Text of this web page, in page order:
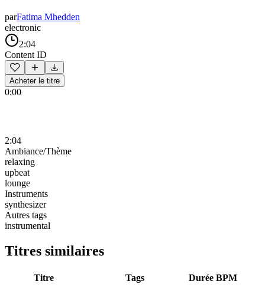
parFatima Mhedden
electronic
2:04
Content ID
Acheter le titre
0:00
2:04
Ambiance/Thème
relaxing
upbeat
lounge
Instruments
synthesizer
Autres tags
instrumental
Titres similaires
Titre Tags Durée BPM